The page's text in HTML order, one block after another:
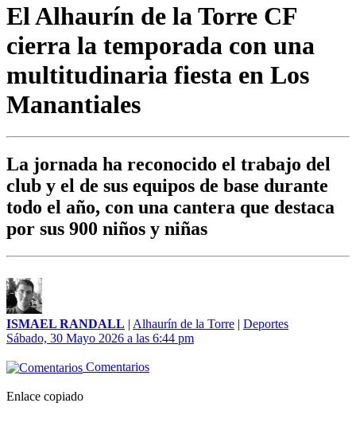
El Alhaurín de la Torre CF
cierra la temporada con una
multitudinaria fiesta en Los
Manantiales
La jornada ha reconocido el trabajo del
club y el de sus equipos de base durante
todo el año, con una cantera que destaca
por sus 900 niños y niñas
ISMAEL RANDALL | Alhaurín de la Torre | Deportes
Sábado, 30 Mayo 2026 a las 6:44 pm
Comentarios
Enlace copiado